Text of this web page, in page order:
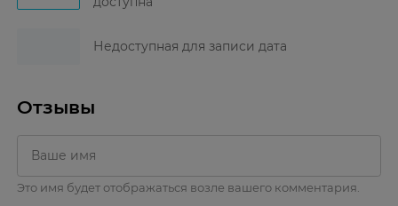
Недоступная для записи дата
Отзывы
Это имя будет отображаться возле вашего комментария.